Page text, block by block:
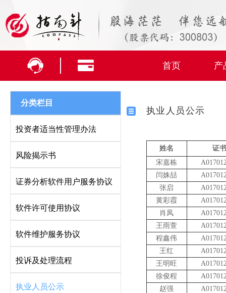
首页 产
分类栏目
投资者适当性管理办法
风险揭示书
证券分析软件用户服务协议
软件许可使用协议
软件维护服务协议
投诉及处理流程
执业人员公示
执业人员公示
姓名
证
宋嘉栋
闫姝喆
张启
黄彩霞
肖凤
王雨萱
程鑫伟
王红
王明旺
徐俊程
赵强